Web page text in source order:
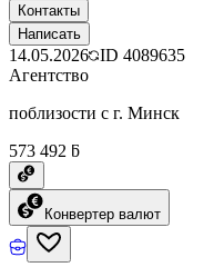
Контакты
Написать
14.05.2026 ID 4089635
Агентство
поблизости с г. Минск
573 492 ƃ
Конвертер валют